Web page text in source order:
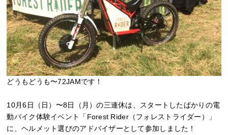
どうもどうも〜72JAMです！
10月6日（日）〜8日（月）の三連休は、スタートしたばかりの電
動バイク体験イベント「Forest Rider（フォレストライダー）」
に、ヘルメット選びのアドバイザーとして参加しました！